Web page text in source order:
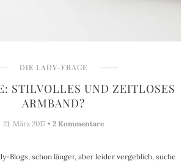
DIE LADY-FRAGE
STILVOLLES UND ZEITLOSES
ARMBAND?
21. März 2017 • 2 Kommentare
Blogs, schon länger, aber leider vergeblich, suche